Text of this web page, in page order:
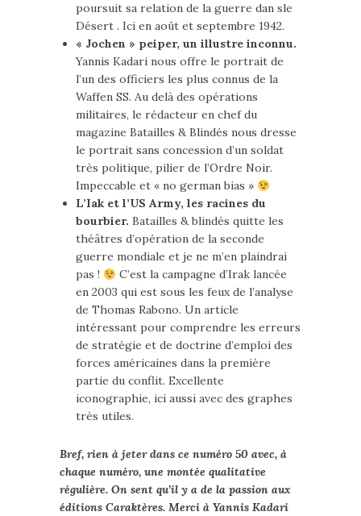
poursuit sa relation de la guerre dan sle
Désert . Ici en août et septembre 1942.
« Jochen » peiper, un illustre inconnu.
Yannis Kadari nous offre le portrait de
l’un des officiers les plus connus de la
Waffen SS. Au delà des opérations
militaires, le rédacteur en chef du
magazine Batailles & Blindés nous dresse
le portrait sans concession d’un soldat
très politique, pilier de l’Ordre Noir.
Impeccable et « no german bias »
L’Iak et l’US Army, les racines du
bourbier. Batailles & blindés quitte les
théâtres d’opération de la seconde
guerre mondiale et je ne m’en plaindrai
pas !
C’est la campagne d’Irak lancée
en 2003 qui est sous les feux de l’analyse
de Thomas Rabono. Un article
intéressant pour comprendre les erreurs
de stratégie et de doctrine d’emploi des
forces américaines dans la première
partie du conflit. Excellente
iconographie, ici aussi avec des graphes
très utiles.
Bref, rien à jeter dans ce numéro 50 avec, à
chaque numéro, une montée qualitative
régulière. On sent qu’il y a de la passion aux
éditions Caraktères. Merci à Yannis Kadari